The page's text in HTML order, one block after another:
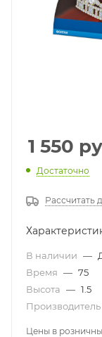
1 550
Достаточно
Рассчитать
В наличии —
Время — 75
Высота — 1.5
Производитель
Цены в